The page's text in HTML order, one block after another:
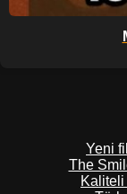
Yeni
The